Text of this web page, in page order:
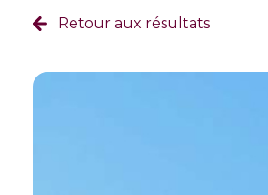
Retour aux résultats